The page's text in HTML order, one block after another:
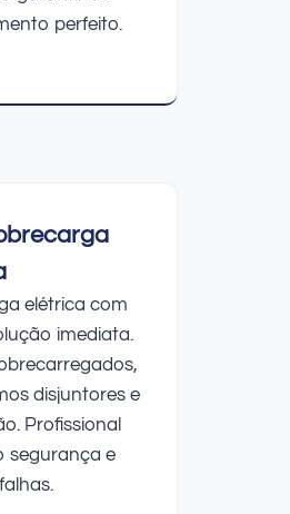
perfeito.
elétrica com
imediata.
disjuntores e
Profissional
segurança e